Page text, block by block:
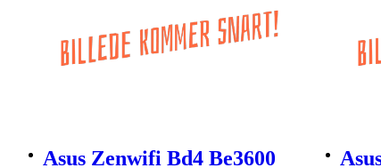
Asus Zenwifi Bd4 Be3600